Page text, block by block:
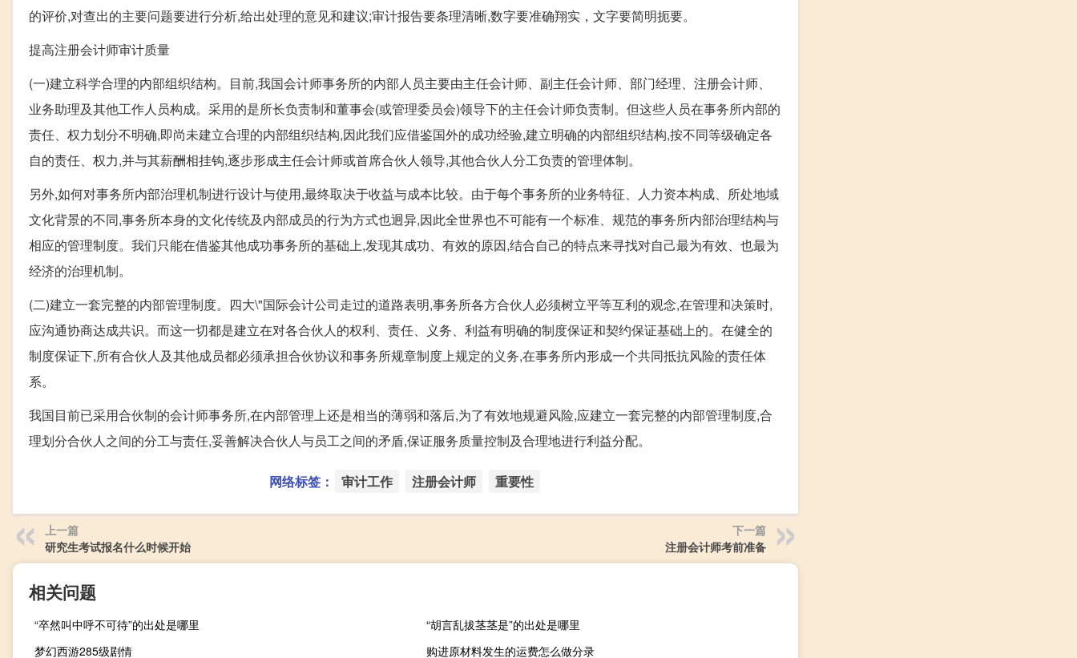
的评价,对查出的主要问题要进行分析,给出处理的意见和建议;审计报告要条理清晰,数字要准确翔实，文字要简明扼要。
提高注册会计师审计质量
(一)建立科学合理的内部组织结构。目前,我国会计师事务所的内部人员主要由主任会计师、副主任会计师、部门经理、注册会计师、
业务助理及其他工作人员构成。采用的是所长负责制和董事会(或管理委员会)领导下的主任会计师负责制。但这些人员在事务所内部的
责任、权力划分不明确,即尚未建立合理的内部组织结构,因此我们应借鉴国外的成功经验,建立明确的内部组织结构,按不同等级确定各
自的责任、权力,并与其薪酬相挂钩,逐步形成主任会计师或首席合伙人领导,其他合伙人分工负责的管理体制。
另外,如何对事务所内部治理机制进行设计与使用,最终取决于收益与成本比较。由于每个事务所的业务特征、人力资本构成、所处地域
文化背景的不同,事务所本身的文化传统及内部成员的行为方式也迥异,因此全世界也不可能有一个标准、规范的事务所内部治理结构与
相应的管理制度。我们只能在借鉴其他成功事务所的基础上,发现其成功、有效的原因,结合自己的特点来寻找对自己最为有效、也最为
经济的治理机制。
(二)建立一套完整的内部管理制度。四大\"国际会计公司走过的道路表明,事务所各方合伙人必须树立平等互利的观念,在管理和决策时,
应沟通协商达成共识。而这一切都是建立在对各合伙人的权利、责任、义务、利益有明确的制度保证和契约保证基础上的。在健全的
制度保证下,所有合伙人及其他成员都必须承担合伙协议和事务所规章制度上规定的义务,在事务所内形成一个共同抵抗风险的责任体
系。
我国目前已采用合伙制的会计师事务所,在内部管理上还是相当的薄弱和落后,为了有效地规避风险,应建立一套完整的内部管理制度,合
理划分合伙人之间的分工与责任,妥善解决合伙人与员工之间的矛盾,保证服务质量控制及合理地进行利益分配。
网络标签： 审计工作 注册会计师 重要性
上一篇
研究生考试报名什么时候开始
下一篇
注册会计师考前准备
相关问题
“卒然叫中呼不可待”的出处是哪里
“胡言乱拔茎茎是”的出处是哪里
梦幻西游285级剧情
购进原材料发生的运费怎么做分录